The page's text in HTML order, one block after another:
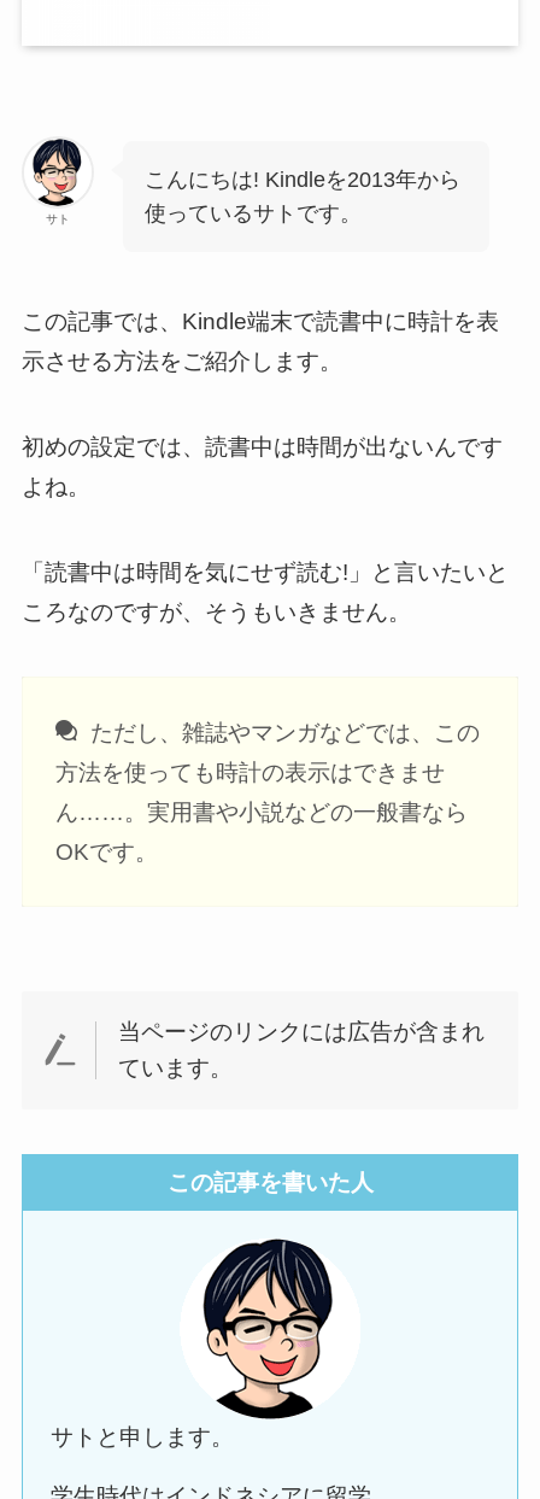
サト
こんにちは! Kindleを2013年から
使っているサトです。
この記事では、Kindle端末で読書中に時計を表
示させる方法をご紹介します。
初めの設定では、読書中は時間が出ないんです
よね。
「読書中は時間を気にせず読む!」と言いたいと
ころなのですが、そうもいきません。
ただし、雑誌やマンガなどでは、この
方法を使っても時計の表示はできませ
ん……。実用書や小説などの一般書なら
OKです。
当ページのリンクには広告が含まれ
ています。
この記事を書いた人
サトと申します。